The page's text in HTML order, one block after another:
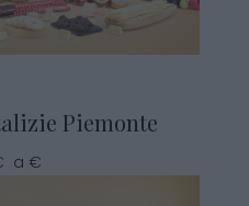
Piemonte
a €